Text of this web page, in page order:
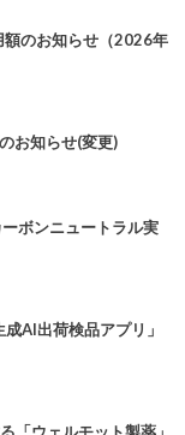
額のお知らせ（2026年
お知らせ(変更)
ボンニュートラル実
AI出荷検品アプリ」